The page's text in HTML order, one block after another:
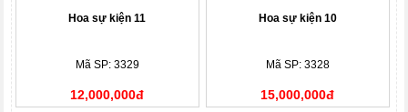
Hoa sự kiện 11
Mã SP: 3329
12,000,000đ
Hoa sự kiện 10
Mã SP: 3328
15,000,000đ